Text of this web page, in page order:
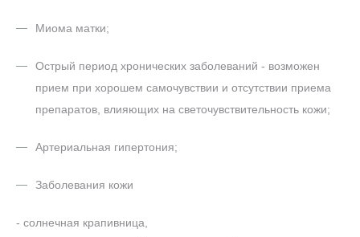
Миома матки;
Острый период хронических заболеваний - возможен
прием при хорошем самочувствии и отсутствии приема
препаратов, влияющих на светочувствительность кожи;
Артериальная гипертония;
Заболевания кожи
- солнечная крапивница,